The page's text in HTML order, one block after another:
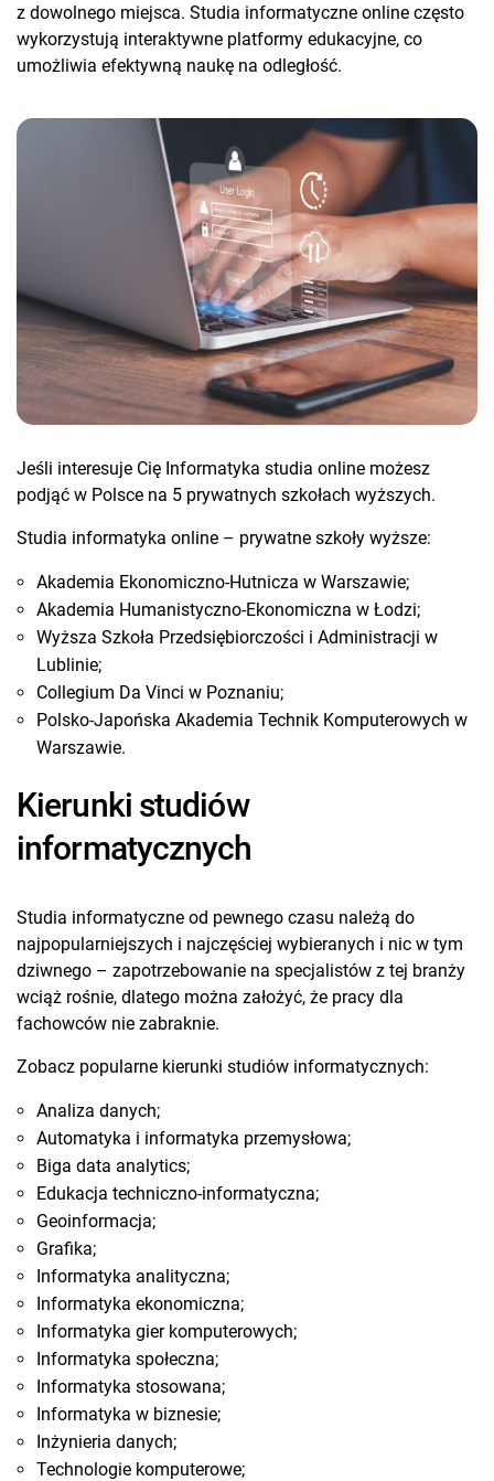
z dowolnego miejsca. Studia informatyczne online często
wykorzystują interaktywne platformy edukacyjne, co
umożliwia efektywną naukę na odległość.
Jeśli interesuje Cię Informatyka studia online możesz
podjąć w Polsce na 5 prywatnych szkołach wyższych.
Studia informatyka online – prywatne szkoły wyższe:
Akademia Ekonomiczno-Hutnicza w Warszawie;
Akademia Humanistyczno-Ekonomiczna w Łodzi;
Wyższa Szkoła Przedsiębiorczości i Administracji w
Lublinie;
Collegium Da Vinci w Poznaniu;
Polsko-Japońska Akademia Technik Komputerowych w
Warszawie.
Kierunki studiów
informatycznych
Studia informatyczne od pewnego czasu należą do
najpopularniejszych i najczęściej wybieranych i nic w tym
dziwnego – zapotrzebowanie na specjalistów z tej branży
wciąż rośnie, dlatego można założyć, że pracy dla
fachowców nie zabraknie.
Zobacz popularne kierunki studiów informatycznych:
Analiza danych;
Automatyka i informatyka przemysłowa;
Biga data analytics;
Edukacja techniczno-informatyczna;
Geoinformacja;
Grafika;
Informatyka analityczna;
Informatyka ekonomiczna;
Informatyka gier komputerowych;
Informatyka społeczna;
Informatyka stosowana;
Informatyka w biznesie;
Inżynieria danych;
Technologie komputerowe;